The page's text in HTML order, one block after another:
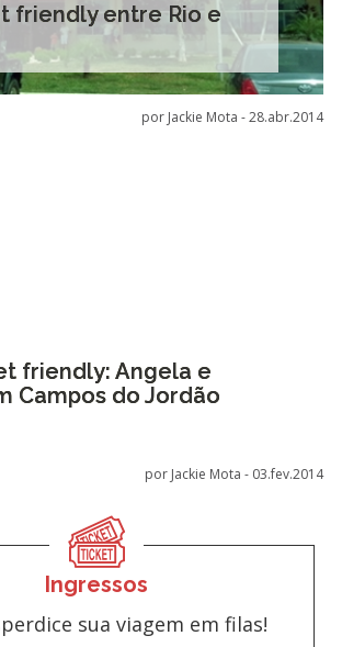
friendly entre Rio e
por Jackie Mota -28.abr.2014
friendly: Angela e
Campos do Jordão
por Jackie Mota - 03.fev.2014
Ingressos
sua viagem em filas!